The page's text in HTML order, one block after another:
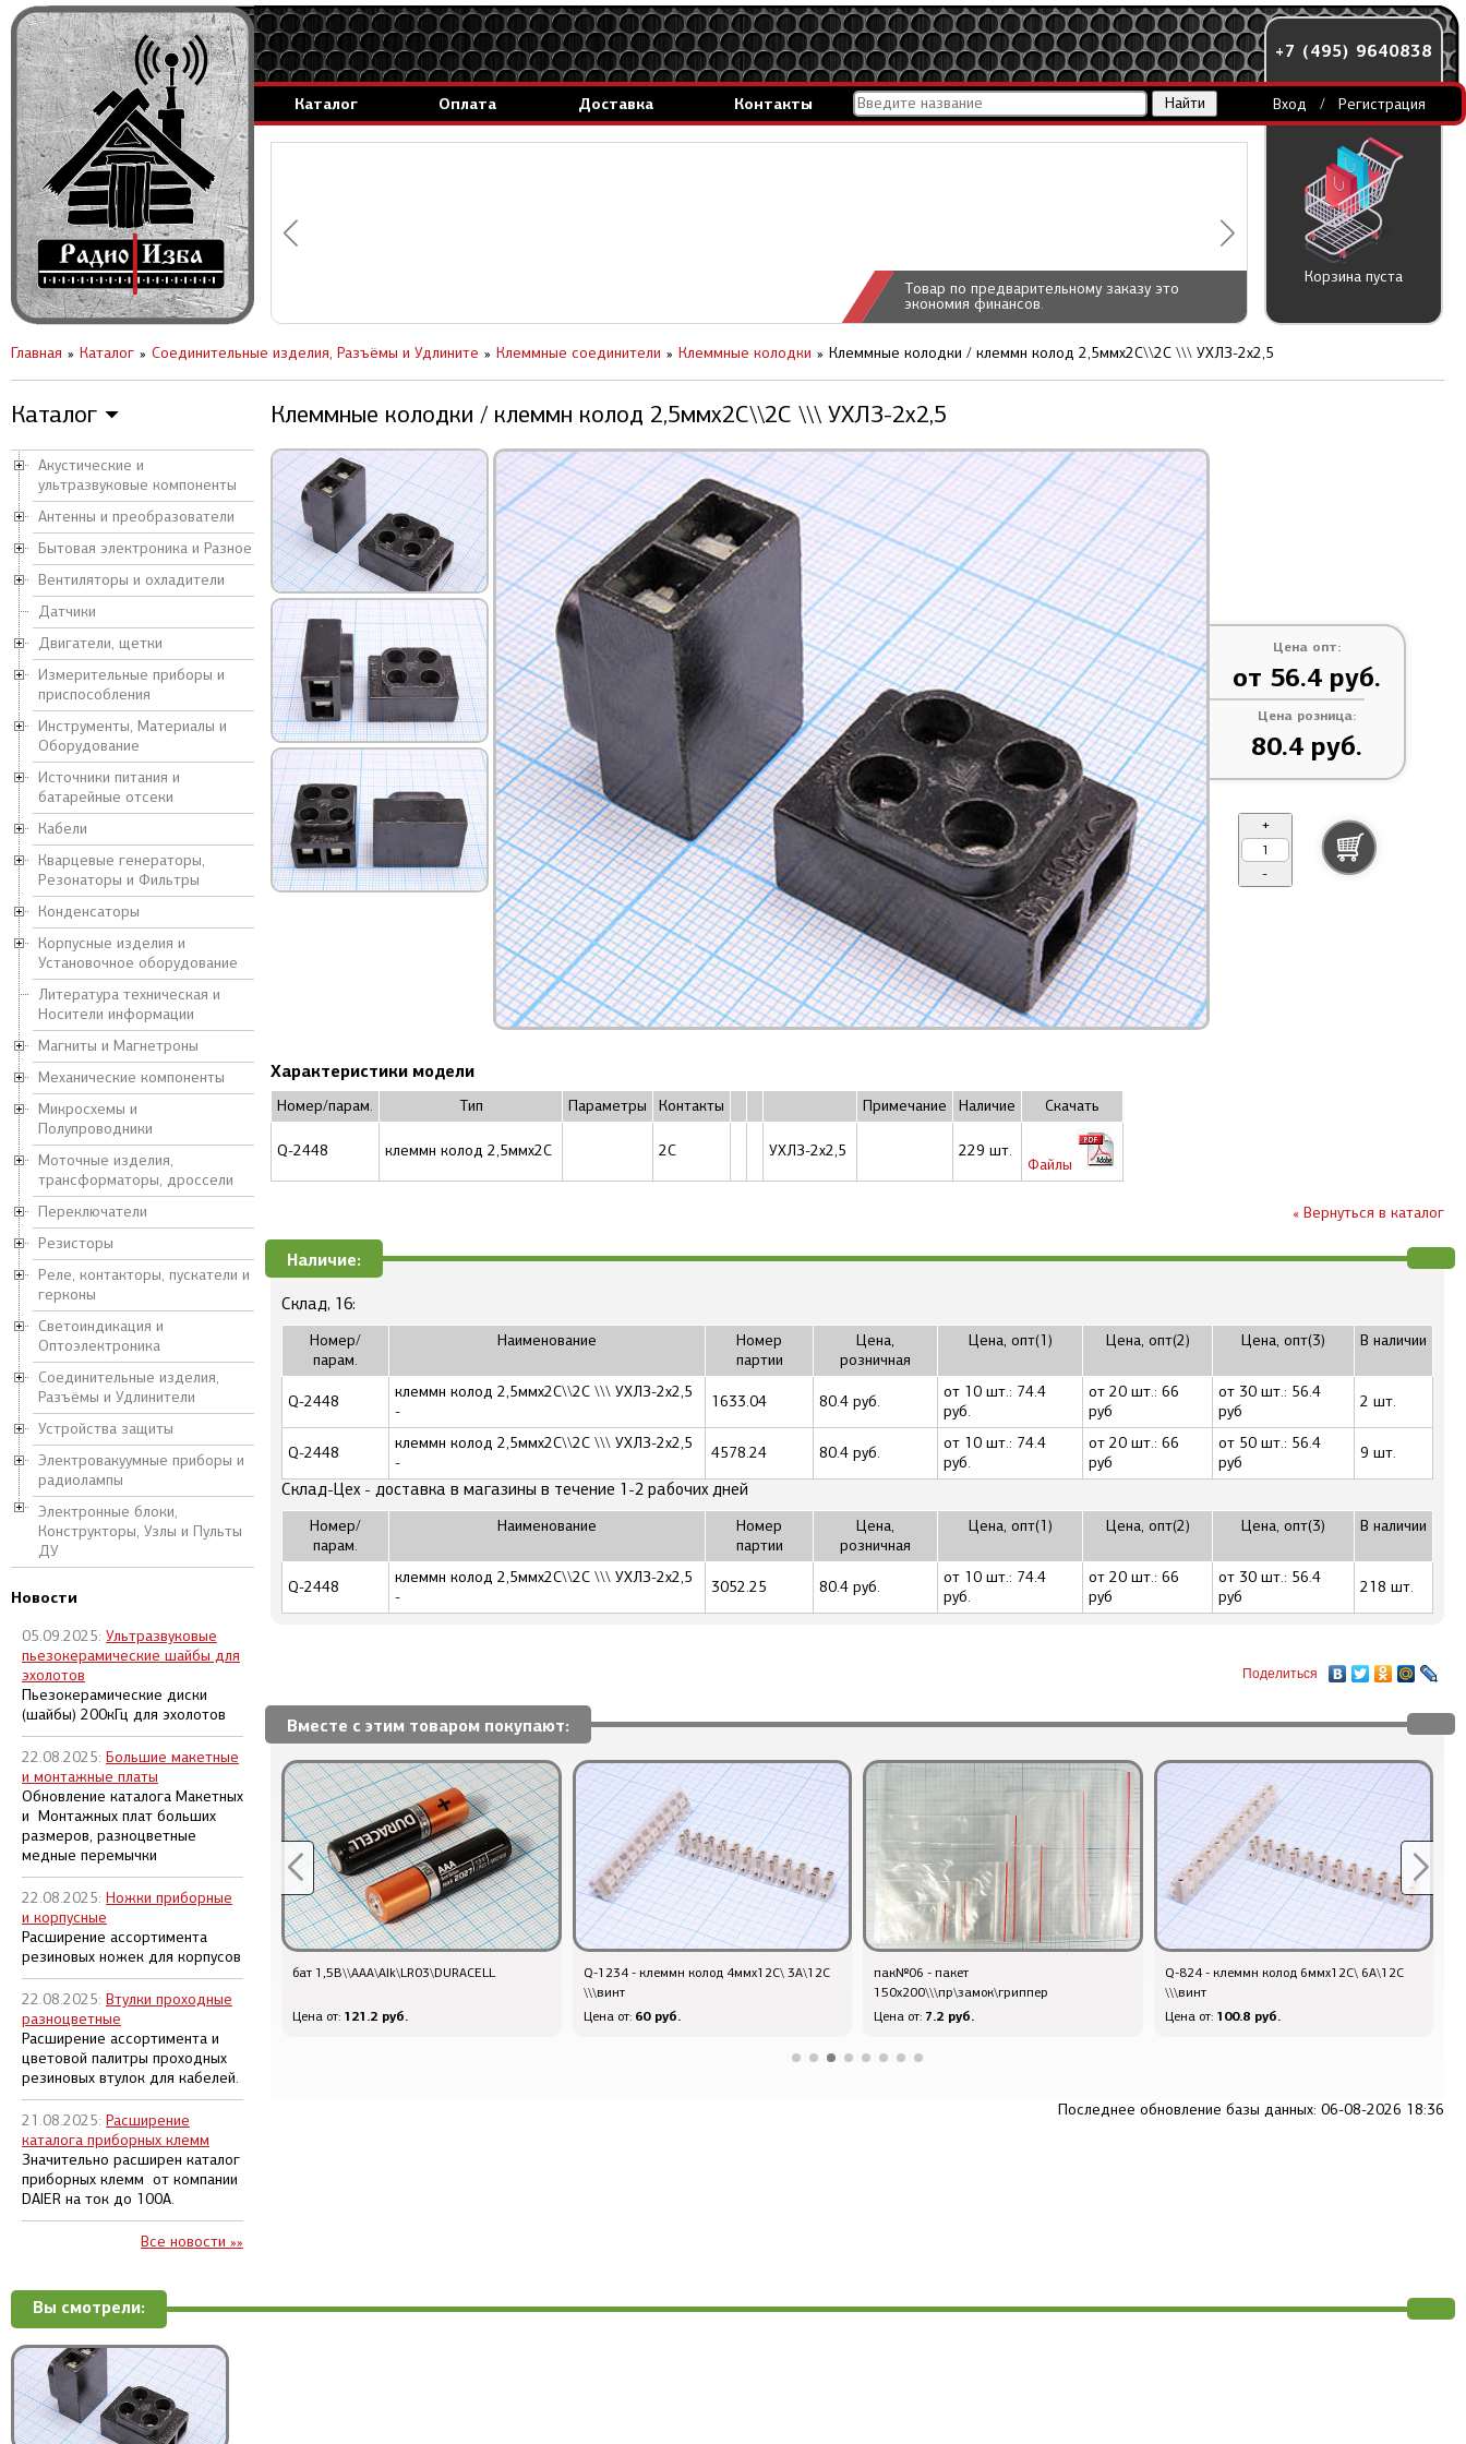
Каталог Оплата Доставка Контакты
генераторы.
за 1 день.
Товар по предварительному заказу это
экономия финансов.
+7 (495) 9640838
Вход / Регистрация
Корзина пуста
Каталог ▼
Акустические и
ультразвуковые компоненты
Антенны и преобразователи
Бытовая электроника и Разное
Вентиляторы и охладители
Датчики
Двигатели, щетки
Измерительные приборы и
приспособления
Инструменты, Материалы и
Оборудование
Источники питания и
батарейные отсеки
Кабели
Кварцевые генераторы,
Резонаторы и Фильтры
Конденсаторы
Корпусные изделия и
Установочное оборудование
Литература техническая и
Носители информации
Магниты и Магнетроны
Механические компоненты
Микросхемы и
Полупроводники
Моточные изделия,
трансформаторы, дроссели
Переключатели
Резисторы
Реле, контакторы, пускатели и
герконы
Светоиндикация и
Оптоэлектроника
Соединительные изделия,
Разъёмы и Удлинители
Устройства защиты
Электровакуумные приборы и
радиолампы
Электронные блоки,
Конструкторы, Узлы и Пульты
ДУ
Новости
05.09.2025: Ультразвуковые
пьезокерамические шайбы для
эхолотов
Пьезокерамические диски
(шайбы) 200кГц для эхолотов
22.08.2025: Большие макетные
и монтажные платы
Обновление каталога Макетных
и Монтажных плат больших
размеров, разноцветные
медные перемычки
22.08.2025: Ножки приборные
и корпусные
Расширение ассортимента
резиновых ножек для корпусов
22.08.2025: Втулки проходные
разноцветные
Расширение ассортимента и
цветовой палитры проходных
резиновых втулок для кабелей.
21.08.2025: Расширение
каталога приборных клемм
Значительно расширен каталог
приборных клемм от компании
DAIER на ток до 100А.
Все новости »»
Клеммные колодки / клеммн колод 2,5ммx2C\\2C \\\ УХЛЗ-2x2,5
Главная Каталог Соединительные изделия, Разъёмы и Удлините Клеммные соединители Клеммные колодки Клеммные колодки / клеммн колод 2,5ммx2C\\2C \\\ УХЛЗ-2x2,5
Цена опт:
от 56.4 руб.
Цена розница:
80.4 руб.
+
-
Характеристики модели
Номер/парам. Тип Параметры Контакты Примечание Наличие Скачать
Q-2448 клеммн колод 2,5ммx2C 2C УХЛЗ-2x2,5 229 шт.
Файлы
« Вернуться в каталог
Наличие:
Склад, 16:
Номер/
парам.
Наименование
Номер
партии
Цена,
розничная
Цена, опт(1) Цена, опт(2) Цена, опт(3) В наличии
Q-2448
клеммн колод 2,5ммx2C\\2C \\\ УХЛЗ-2x2,5
-
1633.04 80.4 руб.
от 10 шт.: 74.4
руб.
от 20 шт.: 66
руб
от 30 шт.: 56.4
руб
2 шт.
Q-2448
клеммн колод 2,5ммx2C\\2C \\\ УХЛЗ-2x2,5
-
4578.24 80.4 руб.
от 10 шт.: 74.4
руб.
от 20 шт.: 66
руб
от 50 шт.: 56.4
руб
9 шт.
Склад-Цех - доставка в магазины в течение 1-2 рабочих дней
Номер/
парам.
Наименование
Номер
партии
Цена,
розничная
Цена, опт(1) Цена, опт(2) Цена, опт(3) В наличии
Q-2448
клеммн колод 2,5ммx2C\\2C \\\ УХЛЗ-2x2,5
-
3052.25 80.4 руб.
от 10 шт.: 74.4
руб.
от 20 шт.: 66
руб
от 30 шт.: 56.4
руб
218 шт.
Поделиться
Вместе с этим товаром покупают:
5,0\экран\чер\
Цена от:147.6 руб.
бат 1,5В\\AAA\Alk\LR03\DURACELL
Цена от: 121.2 руб.
Q-1234 - клеммн колод 4ммx12C\ 3А\12C
\\\винт
Цена от: 60 руб.
пак№06 - пакет
150x200\\\пр\замок\гриппер
Цена от: 7.2 руб.
Q-824 - клеммн колод 6ммx12C\ 6А\12C
\\\винт
Цена от: 100.8 руб.
Последнее обновление базы данных: 06-08-2026 18:36
Вы смотрели: